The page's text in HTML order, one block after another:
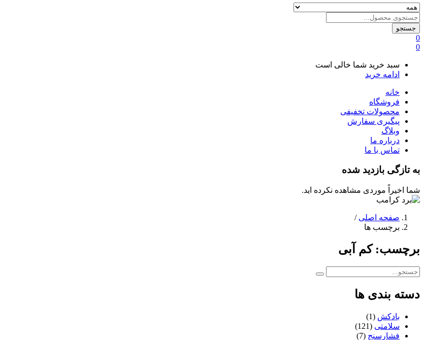
جستجو
0
0
سبد خرید شما خالی است
ادامه خرید
خانه
فروشگاه
محصولات تخفیفی
پیگیری سفارش
وبلاگ
درباره ما
تماس با ما
به تازگی بازدید شده
شما اخیراً موردی مشاهده نکرده اید.
صفحه اصلی /
برچسب ها
برچسب:کم آبی
دسته بندی ها
بادکش (1)
سلامتی (121)
فشارسنج (7)